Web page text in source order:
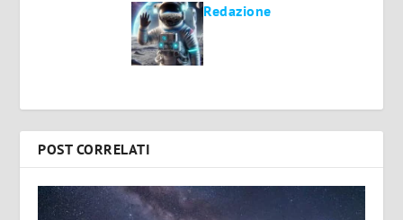
Redazione
POST CORRELATI